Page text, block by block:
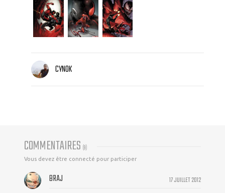
CYNOK
COMMENTAIRES (9)
Vous devez être connecté pour participer
17 JUILLET 2012
BRAJ